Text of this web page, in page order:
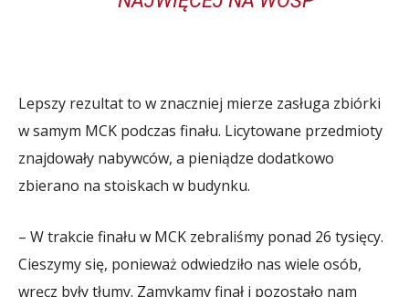
Lepszy rezultat to w znaczniej mierze zasługa zbiórki
w samym MCK podczas finału. Licytowane przedmioty
znajdowały nabywców, a pieniądze dodatkowo
zbierano na stoiskach w budynku.
– W trakcie finału w MCK zebraliśmy ponad 26 tysięcy.
Cieszymy się, ponieważ odwiedziło nas wiele osób,
wręcz były tłumy. Zamykamy finał i pozostało nam